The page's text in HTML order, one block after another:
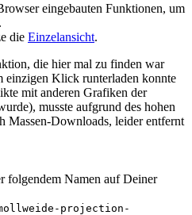
eingebauten Funktionen, um
die Einzelansicht.
die hier mal zu finden war
einzigen Klick runterladen konnte
mit anderen Grafiken der
musste aufgrund des hohen
Massen-Downloads, leider entfernt
folgendem Namen auf Deiner
projection-